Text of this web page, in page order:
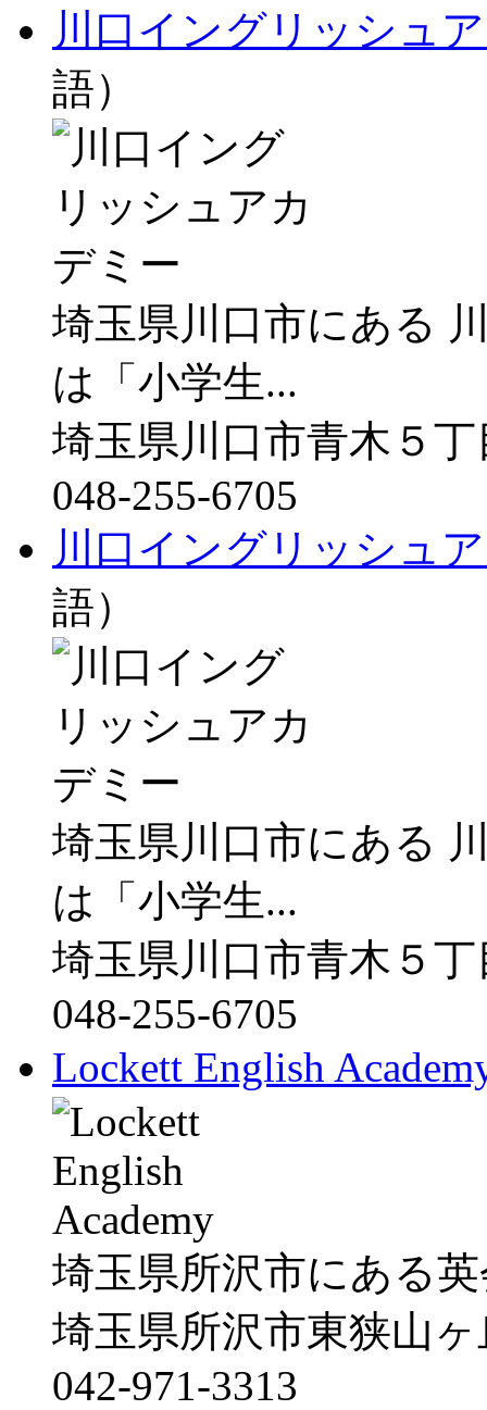
川口イングリッシュ
語）
埼玉県川口市にある
は「小学生...
埼玉県川口市青木５
048-255-6705
川口イングリッシュ
語）
埼玉県川口市にある
は「小学生...
埼玉県川口市青木５
048-255-6705
Lockett English
埼玉県所沢市にある
埼玉県所沢市東狭山
042-971-3313